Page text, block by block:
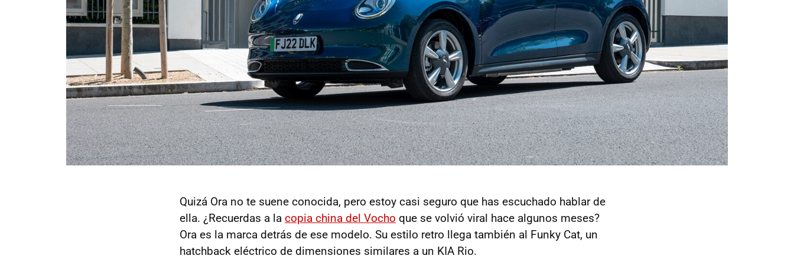
Quizá Ora no te suene conocida, pero estoy casi seguro que has escuchado hablar de
ella. ¿Recuerdas a la copia china del Vocho que se volvió viral hace algunos meses?
Ora es la marca detrás de ese modelo. Su estilo retro llega también al Funky Cat, un
hatchback eléctrico de dimensiones similares a un KIA Rio.